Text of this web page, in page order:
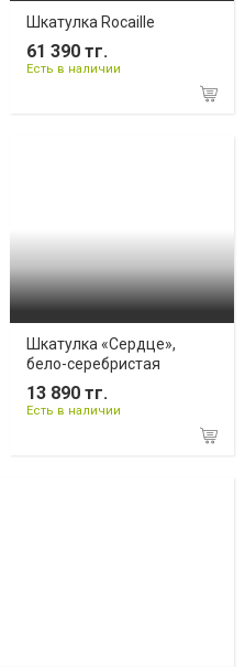
Шкатулка Rocaille
61 390 тг.
Есть в наличии
Шкатулка «Сердце»,
бело-серебристая
13 890 тг.
Есть в наличии